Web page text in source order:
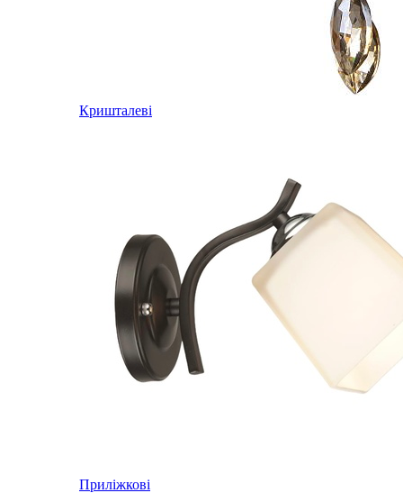
Кришталеві
Приліжкові